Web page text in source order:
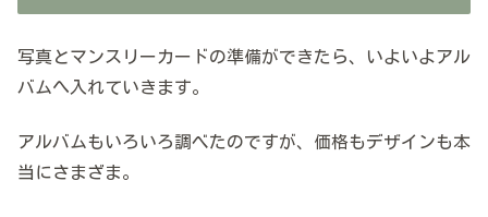
写真とマンスリーカードの準備ができたら、いよいよアル
バムへ入れていきます。
アルバムもいろいろ調べたのですが、価格もデザインも本
当にさまざま。